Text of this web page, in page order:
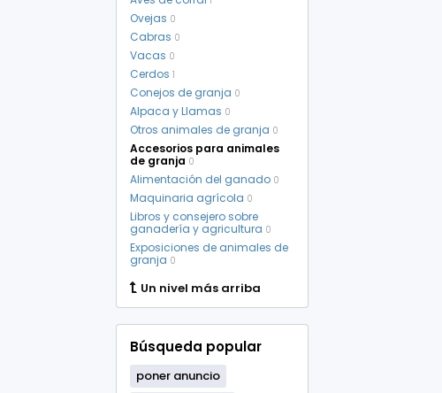
Ovejas 0
Cabras 0
Vacas 0
Cerdos 1
Conejos de granja 0
Alpaca y Llamas 0
Otros animales de granja 0
Accesorios para animales
de granja 0
Alimentación del ganado 0
Maquinaria agrícola 0
Libros y consejero sobre
ganadería y agricultura 0
Exposiciones de animales de
granja 0
Un nivel más arriba
Búsqueda popular
poner anuncio